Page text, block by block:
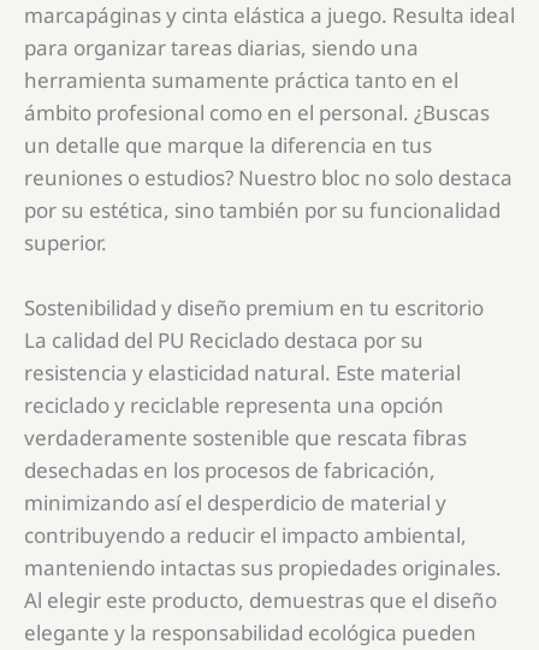
marcapáginas y cinta elástica a juego. Resulta ideal
para organizar tareas diarias, siendo una
herramienta sumamente práctica tanto en el
ámbito profesional como en el personal. ¿Buscas
un detalle que marque la diferencia en tus
reuniones o estudios? Nuestro bloc no solo destaca
por su estética, sino también por su funcionalidad
superior.
Sostenibilidad y diseño premium en tu escritorio
La calidad del PU Reciclado destaca por su
resistencia y elasticidad natural. Este material
reciclado y reciclable representa una opción
verdaderamente sostenible que rescata fibras
desechadas en los procesos de fabricación,
minimizando así el desperdicio de material y
contribuyendo a reducir el impacto ambiental,
manteniendo intactas sus propiedades originales.
Al elegir este producto, demuestras que el diseño
elegante y la responsabilidad ecológica pueden